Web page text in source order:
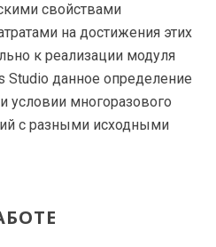
свойствами
на достижения этих
к реализации модуля
данное определение
условии многоразового
с разными исходными